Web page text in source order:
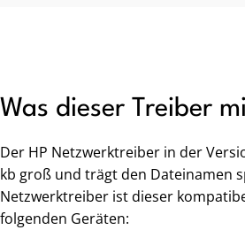
Was dieser Treiber
Der HP Netzwerktreiber in der
kb groß und trägt den Dateinamen
Netzwerktreiber ist dieser
folgenden Geräten: